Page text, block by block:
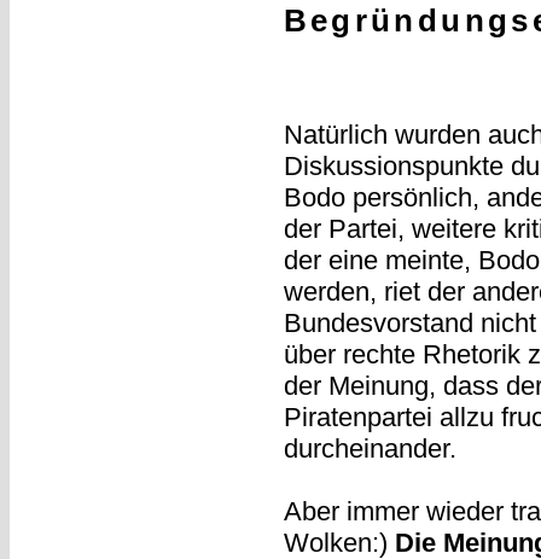
Natürlich wurden
Diskussionspunkte
Bodo persönlich,
der Partei, weitere
der eine meinte,
werden, riet der
Bundesvorstand
über rechte Rhetorik
der Meinung, dass
Piratenpartei allzu
durcheinander.
Aber immer wieder
Wolken:) Die